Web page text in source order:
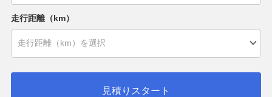
走行距離（km）
見積りスタート